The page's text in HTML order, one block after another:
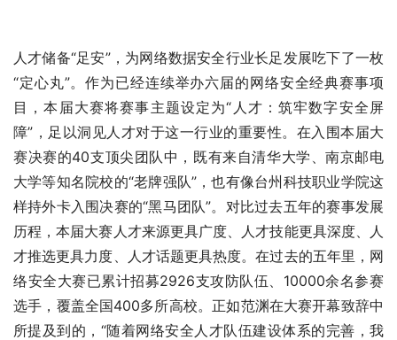
人才储备“足安”，为网络数据安全行业长足发展吃下了一枚
“定心丸”。作为已经连续举办六届的网络安全经典赛事项
目，本届大赛将赛事主题设定为“人才：筑牢数字安全屏
障”，足以洞见人才对于这一行业的重要性。在入围本届大
赛决赛的40支顶尖团队中，既有来自清华大学、南京邮电
大学等知名院校的“老牌强队”，也有像台州科技职业学院这
样持外卡入围决赛的“黑马团队”。对比过去五年的赛事发展
历程，本届大赛人才来源更具广度、人才技能更具深度、人
才推选更具力度、人才话题更具热度。在过去的五年里，网
络安全大赛已累计招募2926支攻防队伍、10000余名参赛
选手，覆盖全国400多所高校。正如范渊在大赛开幕致辞中
所提及到的，“随着网络安全人才队伍建设体系的完善，我